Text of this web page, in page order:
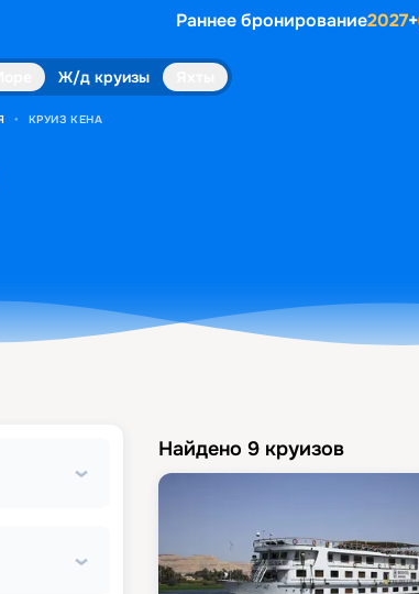
Раннее бронирование2027+
Ж/д круизы
• КРУИЗ КЕНА
Найдено 9 круизов